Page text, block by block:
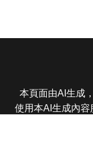
本頁面由AI生成
使用本AI生成內